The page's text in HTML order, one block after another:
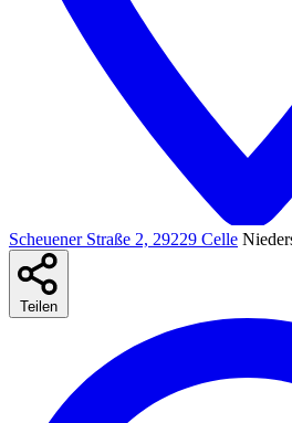
Scheuener Straße 2, 29229 Celle
Teilen